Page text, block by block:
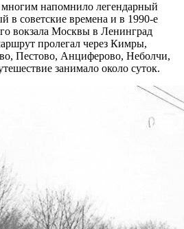
многим напомнило легендарный
в советские времена и в 1990-е
вокзала Москвы в Ленинград
пролегал через Кимры,
Пестово, Анциферово, Неболчи,
занимало около суток.